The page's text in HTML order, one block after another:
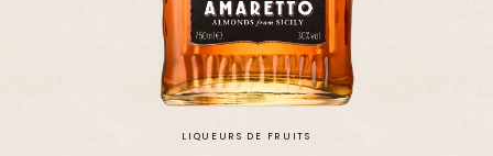
LIQUEURS DE FRUITS